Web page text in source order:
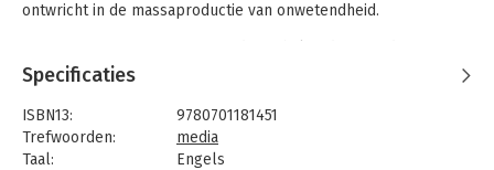
ontwricht in de massaproductie van onwetendheid.
gebeurtenissen blijken te zijn, gefabriceerd door de PR-
industrie, en beschrijft nieuwsitems die gegenereerd worden
uit een grote internationale propagandamachine. Davies laat
zien wat de impact hiervan is op een wereld waar consumenten
geloven in massaverhalen die net zo vals zijn als het idee dat
Specificaties
ISBN13:
9780701181451
Trefwoorden:
media
Taal:
Engels